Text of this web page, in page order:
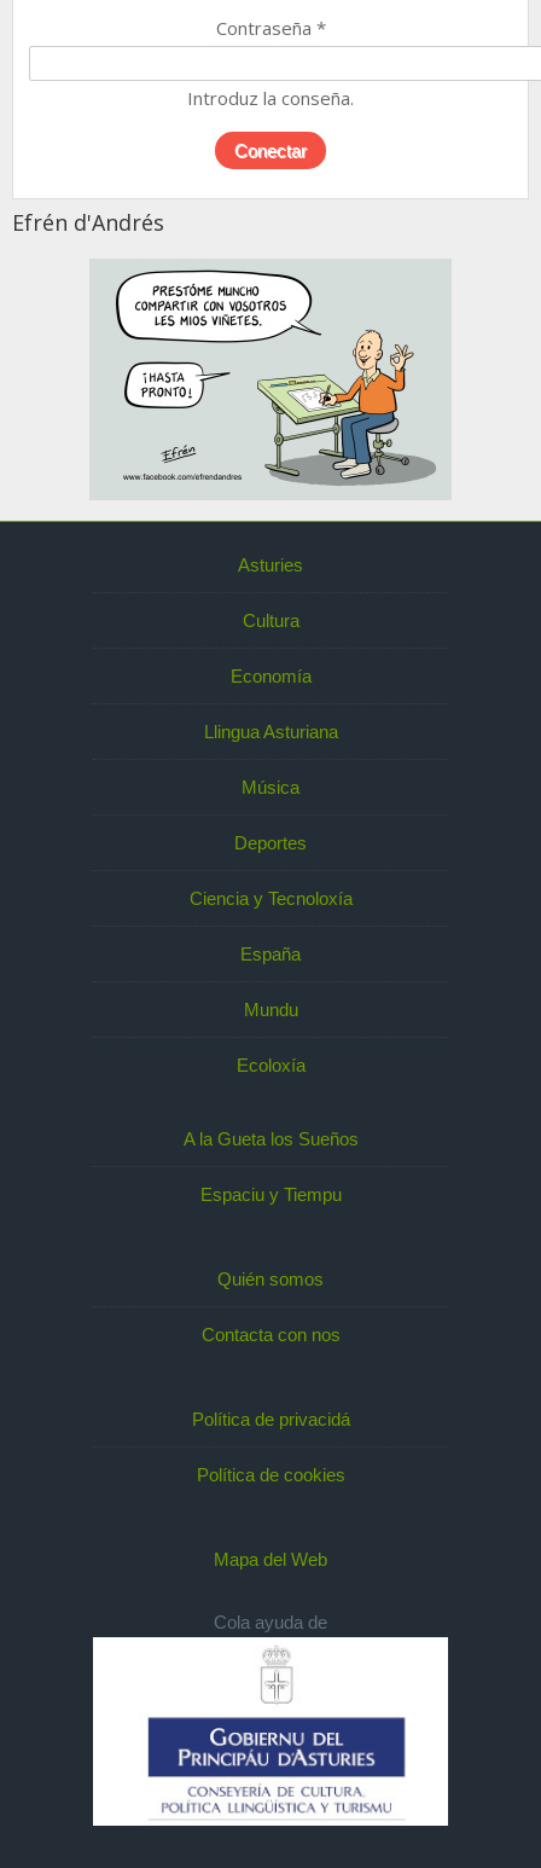
Contraseña *
Introduz la conseña.
Efrén d'Andrés
Asturies
Cultura
Economía
Llingua Asturiana
Música
Deportes
Ciencia y Tecnoloxía
España
Mundu
Ecoloxía
A la Gueta los Sueños
Espaciu y Tiempu
Quién somos
Contacta con nos
Política de privacidá
Política de cookies
Mapa del Web
Cola ayuda de